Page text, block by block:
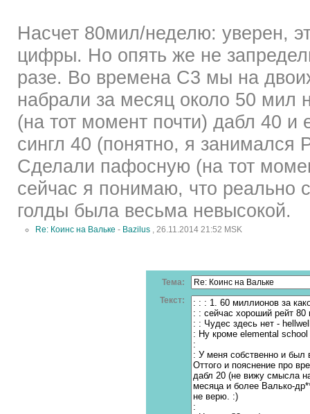
Насчет 80мил/неделю: уверен,
цифры. Но опять же не
разе. Во времена С3 мы на
набрали за месяц около 50 мил
(на тот момент почти) дабл 40 и
сингл 40 (понятно, я занимался
Сделали пафосную (на тот
сейчас я понимаю, что реально
голды была весьма невысокой.
Re: Коинс на Вальке - Bazilus , 26.11.2014 21:52 MSK
Тема:
Текст: